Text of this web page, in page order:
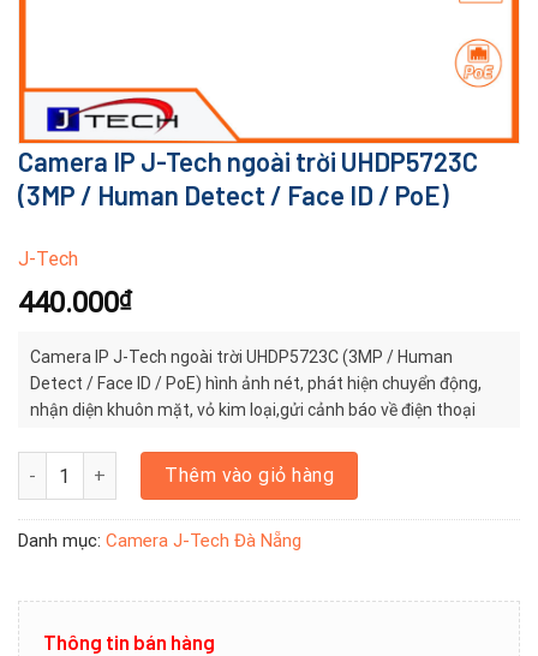
Camera IP J-Tech ngoài trời UHDP5723C
(3MP / Human Detect / Face ID / PoE)
J-Tech
440.000₫
Camera IP J-Tech ngoài trời UHDP5723C (3MP / Human
Detect / Face ID / PoE) hình ảnh nét, phát hiện chuyển động,
nhận diện khuôn mặt, vỏ kim loại,gửi cảnh báo về điện thoại
Camera IP J-Tech ngoài trời UHDP5723C (3MP / Human Detect /
Thêm vào giỏ hàng
Danh mục: Camera J-Tech Đà Nẵng
Thông tin bán hàng